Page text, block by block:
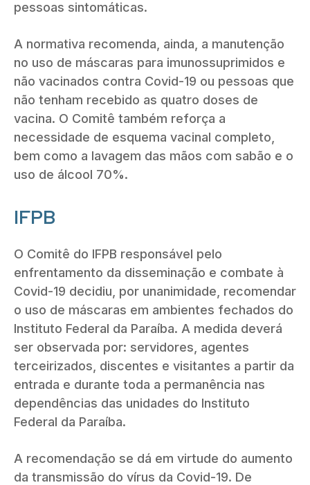
pessoas sintomáticas.
A normativa recomenda, ainda, a manutenção
no uso de máscaras para imunossuprimidos e
não vacinados contra Covid-19 ou pessoas que
não tenham recebido as quatro doses de
vacina. O Comitê também reforça a
necessidade de esquema vacinal completo,
bem como a lavagem das mãos com sabão e o
uso de álcool 70%.
IFPB
O Comitê do IFPB responsável pelo
enfrentamento da disseminação e combate à
Covid-19 decidiu, por unanimidade, recomendar
o uso de máscaras em ambientes fechados do
Instituto Federal da Paraíba. A medida deverá
ser observada por: servidores, agentes
terceirizados, discentes e visitantes a partir da
entrada e durante toda a permanência nas
dependências das unidades do Instituto
Federal da Paraíba.
A recomendação se dá em virtude do aumento
da transmissão do vírus da Covid-19. De